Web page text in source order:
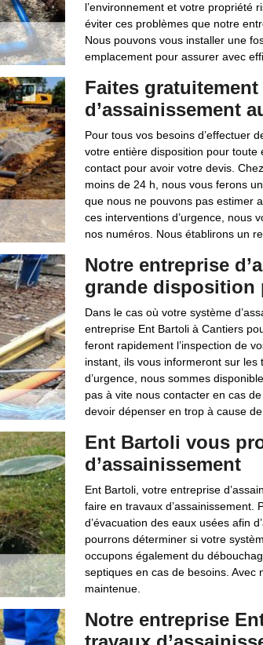
l’environnement et votre propriété
éviter ces problèmes que notre
Nous pouvons vous installer une
emplacement pour assurer avec
Faites
d’assainissement
Pour tous vos besoins d’effectuer
votre entière disposition pour toute
contact pour avoir votre devis.
moins de 24 h, nous vous ferons
que nous ne pouvons pas estimer
ces interventions d’urgence, nous
nos numéros. Nous établirons un
Notre entreprise
grande disposition
Dans le cas où votre système
entreprise Ent Bartoli à Cantiers
feront rapidement l’inspection de
instant, ils vous informeront sur les
d’urgence, nous sommes
pas à vite nous contacter en cas
devoir dépenser en trop à cause de
Ent Bartoli vous
d’assainissement
Ent Bartoli, votre entreprise
faire en travaux d’assainissement.
d’évacuation des eaux usées afin
pourrons déterminer si votre
occupons également du
septiques en cas de besoins. Avec
maintenue.
Notre entreprise